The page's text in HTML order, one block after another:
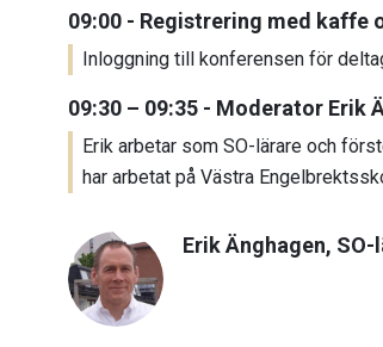
09:00 - Registrering med kaffe
Inloggning till konferensen för
09:30 – 09:35 - Moderator Erik
Erik arbetar som SO-lärare och
har arbetat på Västra
Erik Änghagen,